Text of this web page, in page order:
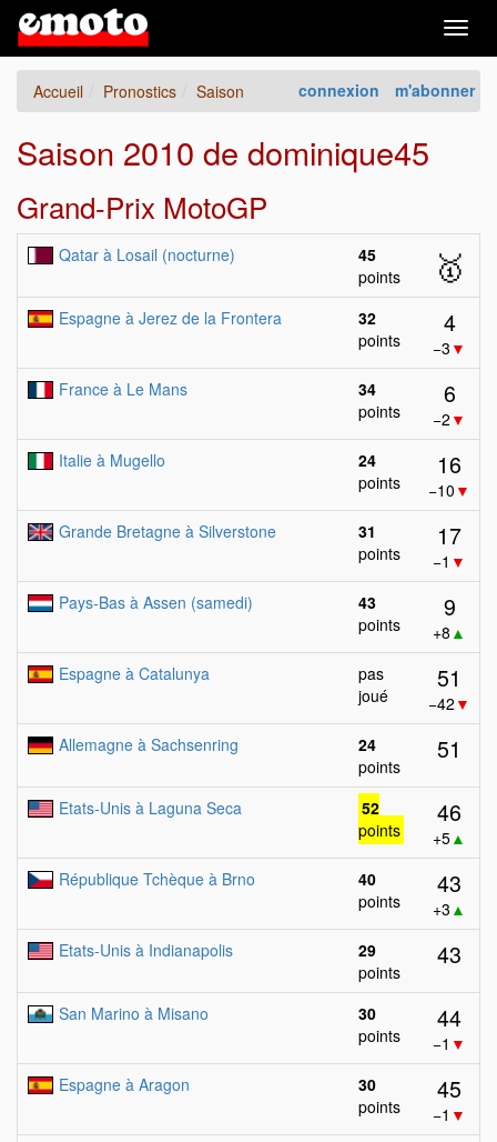
connexion m'abonner
Accueil Pronostics Saison
Saison 2010 de dominique45
Grand-Prix MotoGP
Qatar à Losail (nocturne)
45
points
🥇
Espagne à Jerez de la Frontera
32
points
4
−3 ▼
France à Le Mans
34
points
6
−2 ▼
Italie à Mugello
24
points
16
−10 ▼
Grande Bretagne à Silverstone
31
points
17
−1 ▼
Pays-Bas à Assen (samedi)
43
points
9
+8 ▲
Espagne à Catalunya
pas
joué
51
−42 ▼
Allemagne à Sachsenring
24
points
51
Etats-Unis à Laguna Seca
52
points
46
+5▲
République Tchèque à Brno
40
points
43
+3 ▲
Etats-Unis à Indianapolis
29
points
43
San Marino à Misano
30
points
44
−1 ▼
Espagne à Aragon
30
points
45
−1 ▼